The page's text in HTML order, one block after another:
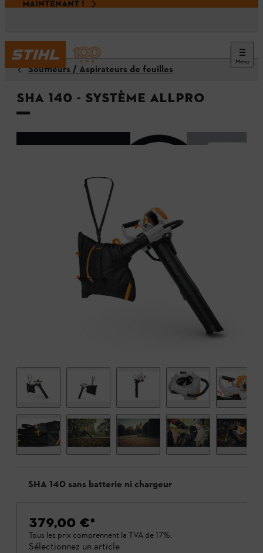
MAINTENANT !
Menu
Souffleurs / Aspirateurs de feuilles
SHA 140 - Système ALLPRO
SHA 140 sans batterie ni chargeur
379,00 €*
Tous les prix comprennent la TVA de 17%.
Sélectionnez un article